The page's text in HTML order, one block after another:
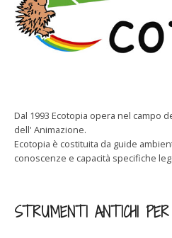
Dal 1993 Ecotopia opera nel campo
dell' Animazione.
Ecotopia è costituita da guide
conoscenze e capacità specifiche
STRUMENTI ANTICHI